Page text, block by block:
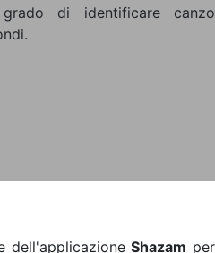
di identificare
dell'applicazione Shazam per